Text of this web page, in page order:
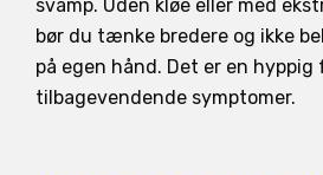
svamp. Uden kløe eller med
bør du tænke bredere og ikke
på egen hånd. Det er en hyppig
tilbagevendende symptomer.